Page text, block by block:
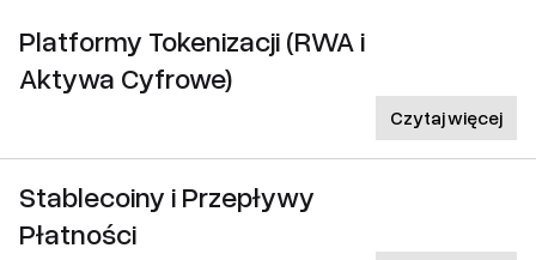
Platformy Tokenizacji (RWA i
Aktywa Cyfrowe)
Czytaj więcej
Stablecoiny i Przepływy
Płatności